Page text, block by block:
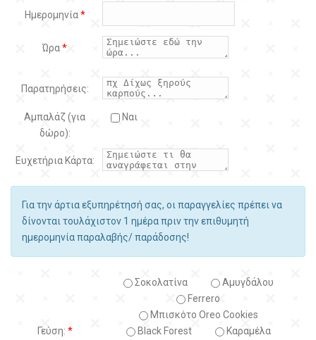
Ημερομηνία*
Ώρα*
Παρατηρήσεις:
Αμπαλάζ (για
δώρο):
Ναι
Ευχετήρια Κάρτα:
Για την άρτια εξυπηρέτησή σας, οι παραγγελίες πρέπει να
δίνονται τουλάχιστον 1 ημέρα πριν την επιθυμητή
ημερομηνία παραλαβής/ παράδοσης!
Γεύση: *
Σοκολατίνα
Αμυγδάλου
Ferrero
Μπισκότο Oreo Cookies
Black Forest
Kαραμέλα